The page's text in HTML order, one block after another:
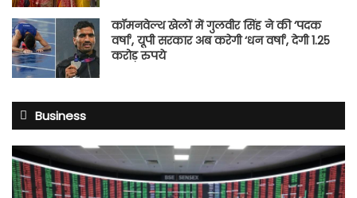
कॉमनवेल्थ खेलों में गुलवीर सिंह ने की ‘पदक
वर्षा’, यूपी सरकार अब करेगी ‘धन वर्षा’, देगी 1.25
करोड़ रुपये
Business